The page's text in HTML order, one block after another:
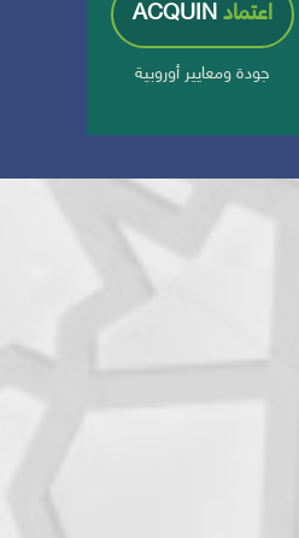
اعتمادACQUIN
جودة ومعايير أوروبية